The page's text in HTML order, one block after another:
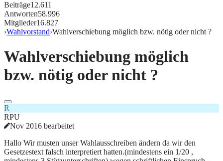
Beiträge12.611
Antworten58.996
Mitglieder16.827
›Wahlvorstand›Wahlverschiebung möglich bzw. nötig oder nicht ?
Wahlverschiebung möglich
bzw. nötig oder nicht ?
R
RPU
Nov 2016 bearbeitet
Hallo Wir musten unser Wahlausschreiben ändern da wir den
Gesetzestext falsch interpretiert hatten.(mindestens ein 1/20 ,